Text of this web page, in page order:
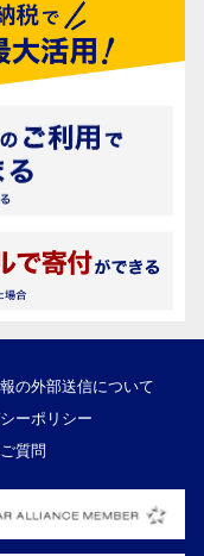
の外部送信について
ーポリシー
質問